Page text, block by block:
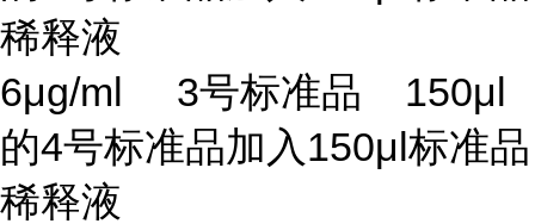
稀释液
6μg/ml 3号标准品 150μl
的4号标准品加入150μl标准品
稀释液